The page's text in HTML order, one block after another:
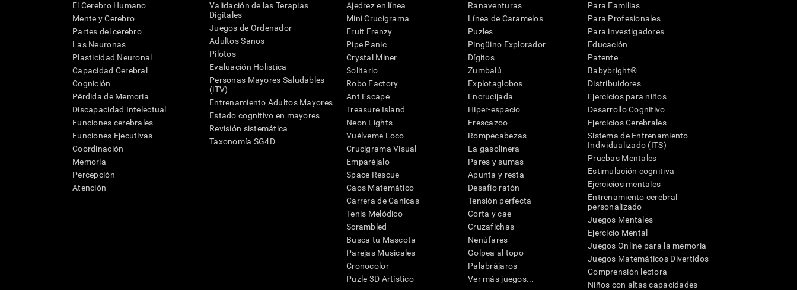
El Cerebro Humano
Mente y Cerebro
Partes del cerebro
Las Neuronas
Plasticidad Neuronal
Capacidad Cerebral
Cognición
Pérdida de Memoria
Discapacidad Intelectual
Funciones cerebrales
Funciones Ejecutivas
Coordinación
Memoria
Percepción
Atención
Validación de las Terapias
Digitales
Juegos de Ordenador
Adultos Sanos
Pilotos
Evaluación Holistica
Personas Mayores Saludables
(iTV)
Entrenamiento Adultos Mayores
Estado cognitivo en mayores
Revisión sistemática
Taxonomía SG4D
Ajedrez en línea
Mini Crucigrama
Fruit Frenzy
Pipe Panic
Crystal Miner
Solitario
Robo Factory
Ant Escape
Treasure Island
Neon Lights
Vuélveme Loco
Crucigrama Visual
Emparéjalo
Space Rescue
Caos Matemático
Carrera de Canicas
Tenis Melódico
Scrambled
Busca tu Mascota
Parejas Musicales
Cronocolor
Puzle 3D Artístico
Ranaventuras
Línea de Caramelos
Puzles
Pingüino Explorador
Dígitos
Zumbalú
Explotaglobos
Encrucijada
Hiper-espacio
Frescazoo
Rompecabezas
La gasolinera
Pares y sumas
Apunta y resta
Desafío ratón
Tensión perfecta
Corta y cae
Cruzafichas
Nenúfares
Golpea al topo
Palabrájaros
Ver más juegos...
Para Familias
Para Profesionales
Para investigadores
Educación
Patente
Babybright®
Distribuidores
Ejercicios para niños
Desarrollo Cognitivo
Ejercicios Cerebrales
Sistema de Entrenamiento
Individualizado (ITS)
Pruebas Mentales
Estimulación cognitiva
Ejercicios mentales
Entrenamiento cerebral
personalizado
Juegos Mentales
Ejercicio Mental
Juegos Online para la memoria
Juegos Matemáticos Divertidos
Comprensión lectora
Niños con altas capacidades